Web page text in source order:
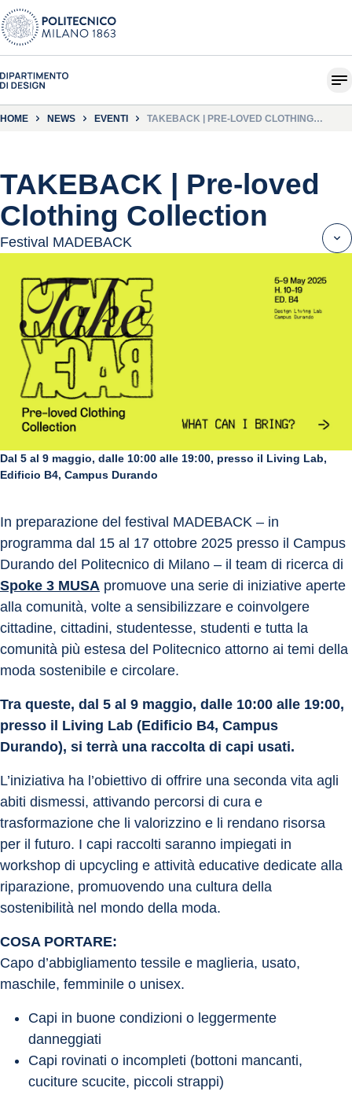
HOME NEWS EVENTI
TAKEBACK | PRE-LOVED CLOTHING
TAKEBACK | Pre-loved
Clothing Collection
Festival MADEBACK
Dal 5 al 9 maggio, dalle 10:00 alle 19:00, presso il Living Lab,
Edificio B4, Campus Durando
In preparazione del festival MADEBACK – in
programma dal 15 al 17 ottobre 2025 presso il Campus
Durando del Politecnico di Milano – il team di ricerca di
Spoke 3 MUSA promuove una serie di iniziative aperte
alla comunità, volte a sensibilizzare e coinvolgere
cittadine, cittadini, studentesse, studenti e tutta la
comunità più estesa del Politecnico attorno ai temi della
moda sostenibile e circolare.
Tra queste, dal 5 al 9 maggio, dalle 10:00 alle 19:00,
presso il Living Lab (Edificio B4, Campus
Durando), si terrà una raccolta di capi usati.
L’iniziativa ha l’obiettivo di offrire una seconda vita agli
abiti dismessi, attivando percorsi di cura e
trasformazione che li valorizzino e li rendano risorsa
per il futuro. I capi raccolti saranno impiegati in
workshop di upcycling e attività educative dedicate alla
riparazione, promuovendo una cultura della
sostenibilità nel mondo della moda.
COSA PORTARE:
Capo d’abbigliamento tessile e maglieria, usato,
maschile, femminile o unisex.
Capi in buone condizioni o leggermente
danneggiati
Capi rovinati o incompleti (bottoni mancanti,
cuciture scucite, piccoli strappi)